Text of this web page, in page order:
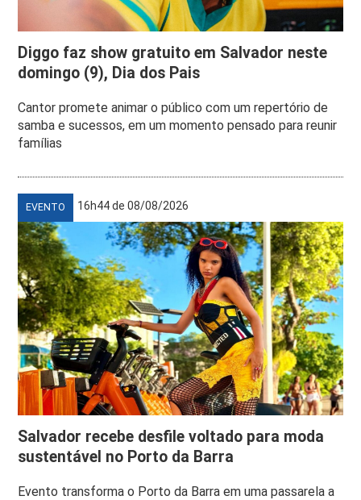
Diggo faz show gratuito em Salvador neste
domingo (9), Dia dos Pais
Cantor promete animar o público com um repertório de
samba e sucessos, em um momento pensado para reunir
famílias
EVENTO 16h44 de 08/08/2026
Salvador recebe desfile voltado para moda
sustentável no Porto da Barra
Evento transforma o Porto da Barra em uma passarela a